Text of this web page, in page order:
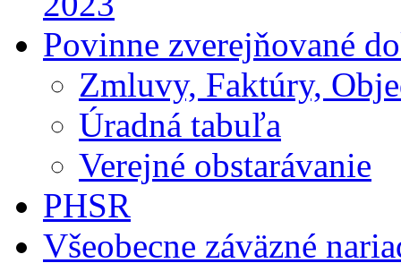
Povinne zverejňované
Zmluvy, Faktúry,
Úradná tabuľa
Verejné obstarávanie
PHSR
Všeobecne záväzné